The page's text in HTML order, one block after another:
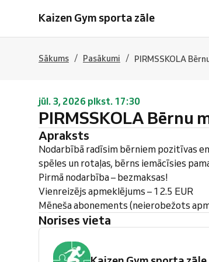
Kaizen Gym sporta zāle
Sākums / Pasākumi / PIRMSSKOLA
jūl. 3, 2026 plkst. 17:30
PIRMSSKOLA Bērnu
Apraksts
Nodarbībā radīsim bērniem pozitīvas
spēles un rotaļas, bērns iemācīsies
Pirmā nodarbība – bezmaksas!
Vienreizējs apmeklējums – 12.5 EUR
Mēneša abonements (neierobežots
Norises vieta